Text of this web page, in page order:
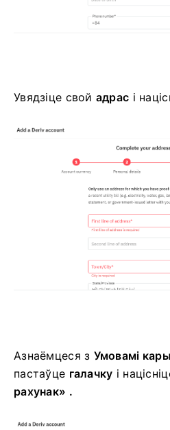
Увядзіце свой адрас і
Азнаёмцеся з Умовамі
пастаўце галачку і
рахунак» .